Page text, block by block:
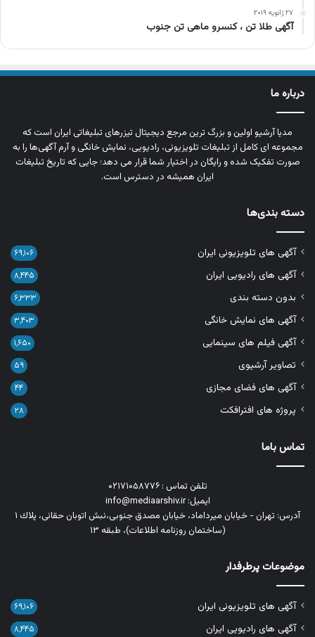
۲۷ ژانویه ۲۰۱۹
آگهی طلا تن ، کنسرو ماهی تن جنوب
درباره ما
مدیا آرشیو اولین و بزرگ‌ ترین مرجع دیجیتال تیزرهای تبلیغاتی ایران است که
مجموعه‌ ای کامل از تبلیغات تلویزیونی، رادیویی، نمایش خانگی و آرم‌ آگهی‌ها را به‌
صورت تفکیک‌ شده و رایگان در اختیار شما قرار می‌ دهد؛ جایی که تاریخ تبلیغات
ایران همیشه در دسترس است.
دسته بندی‌ها
آگهی های تلویزیونی ایران ۶۹,۱۰۶
آگهی های رادیویی ایران ۸,۴۴۵
بدون دسته بندی ۶,۳۳۳
آگهی های نمایش خانگی ۳,۴۰۳
آگهی فیلم های سینمایی ۱,۶۵۰
تصاویر آرشیوی ۵۹
آگهی های فضای مجازی ۴۴
پروژه های افترافکت ۲۸
تماس باما
تلفن تماس : ۰۲۱۷۱۰۵۸۷۷۶
ایمیل: info@mediaarshiv.ir
آدرس: تهران - خیابان میرداماد، خیابان مصدق جنوبی،نبش اتوبان حقانی، پلاك ١
(ساختمان روزنامه اطلاعات)، طبقه ۱۳
موضوعات پرطرفدار
آگهی های تلویزیونی ایران ۶۹,۱۰۶
آگهی های رادیویی ایران ۸,۴۴۵